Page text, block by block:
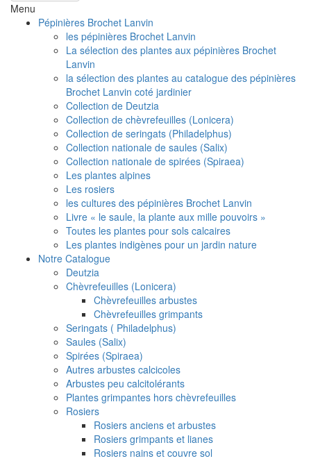
Menu
Pépinières Brochet Lanvin
les pépinières Brochet Lanvin
La sélection des plantes aux pépinières Brochet
Lanvin
la sélection des plantes au catalogue des pépinières
Brochet Lanvin coté jardinier
Collection de Deutzia
Collection de chèvrefeuilles (Lonicera)
Collection de seringats (Philadelphus)
Collection nationale de saules (Salix)
Collection nationale de spirées (Spiraea)
Les plantes alpines
Les rosiers
les cultures des pépinières Brochet Lanvin
Livre « le saule, la plante aux mille pouvoirs »
Toutes les plantes pour sols calcaires
Les plantes indigènes pour un jardin nature
Notre Catalogue
Deutzia
Chèvrefeuilles (Lonicera)
Chèvrefeuilles arbustes
Chèvrefeuilles grimpants
Seringats ( Philadelphus)
Saules (Salix)
Spirées (Spiraea)
Autres arbustes calcicoles
Arbustes peu calcitolérants
Plantes grimpantes hors chèvrefeuilles
Rosiers
Rosiers anciens et arbustes
Rosiers grimpants et lianes
Rosiers nains et couvre sol